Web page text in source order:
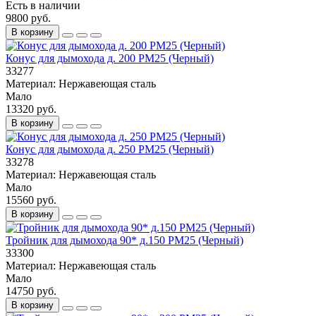
Есть в наличии
9800 руб.
В корзину
Конус для дымохода д. 200 РМ25 (Черный)
33277
Материал: Нержавеющая сталь
Мало
13320 руб.
В корзину
Конус для дымохода д. 250 РМ25 (Черный)
33278
Материал: Нержавеющая сталь
Мало
15560 руб.
В корзину
Тройник для дымохода 90* д.150 РМ25 (Черный)
33300
Материал: Нержавеющая сталь
Мало
14750 руб.
В корзину